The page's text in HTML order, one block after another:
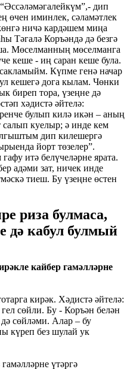
дип
өчен иминлек, сәламәтлек
ничә кардәшем миңа
Тәгалә Коръәндә дә безгә
Мөселманның мөселманга
кеше - иң саран кеше була.
Күпме генә начар
кешегә дога кылам. Чөнки
биреп тора, үзеңне дә
хәдистә әйтелә:
булып килә икән – аның
куелыр; ә инде кем
дип килешергә
йорт төзелер”.
итә белүчеләрне ярата.
адәми зат, ничек инде
тиеш. Бу үзеңне өстен
риза булмаса,
дә кабул булмый
кайбер гамәлләрне
кирәк. Хәдистә әйтелә:
гел сөйли. Бу - Коръән белән
сөйләми. Алар – бу
күреп без шулай ук
үтәргә